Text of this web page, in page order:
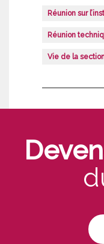
Réunion sur
Réunion
Vie de la